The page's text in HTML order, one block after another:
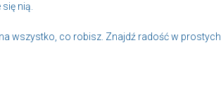
nią.
wszystko, co robisz. Znajdź radość w prostych